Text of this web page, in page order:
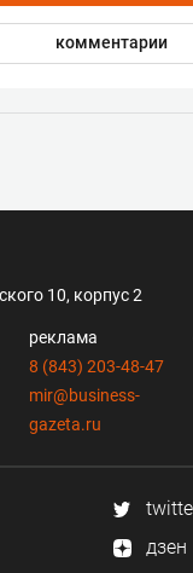
комментарии
10, корпус 2
реклама
8 (843) 203-48-47
mir@business-
gazeta.ru
дзен